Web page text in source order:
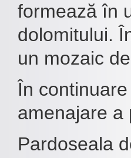
formează în
dolomitului.
un mozaic
În
amenajare a
Pardoseala